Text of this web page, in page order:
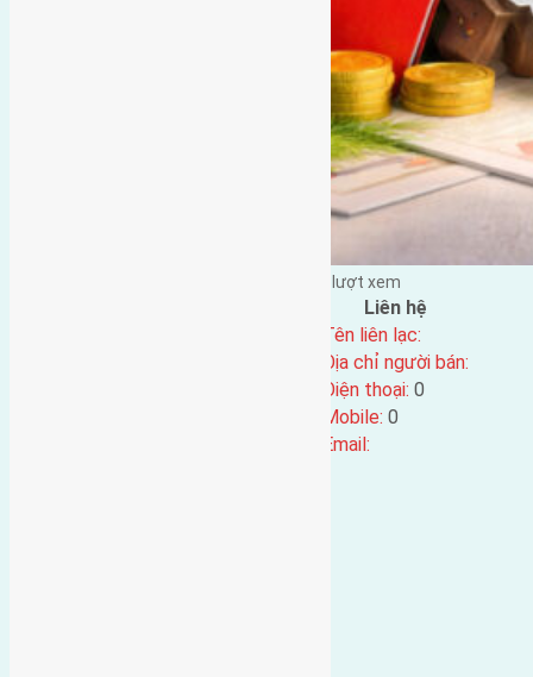
lượt xem
Liên hệ
Tên liên lạc:
Địa chỉ người bán:
Điện thoại: 0
Mobile: 0
Email: